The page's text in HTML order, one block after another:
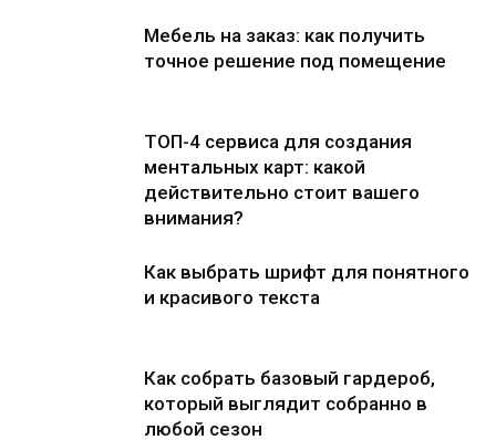
Мебель на заказ: как получить
точное решение под помещение
ТОП-4 сервиса для создания
ментальных карт: какой
действительно стоит вашего
внимания?
Как выбрать шрифт для понятного
и красивого текста
Как собрать базовый гардероб,
который выглядит собранно в
любой сезон